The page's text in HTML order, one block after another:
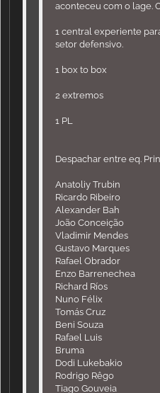
aconteceu com o lage.
1 central experiente
setor defensivo.
1 box to box
2 extremos
1 PL
Despachar entre eq.
Anatoliy Trubin
Ricardo Ribeiro
Alexander Bah
João Conceição
Vladimir Mendes
Gustavo Marques
Rafael Obrador
Enzo Barrenechea
Richard Ríos
Nuno Félix
Tomás Cruz
Beni Souza
Rafael Luis
Bruma
Dodi Lukebakio
Rodrigo Rêgo
Tiago Gouveia